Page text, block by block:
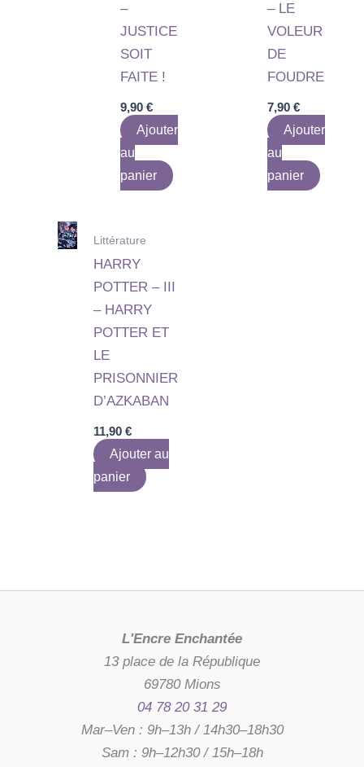
–
JUSTICE
SOIT
FAITE !
9,90€
Ajouter
au
panier
– LE
VOLEUR
DE
FOUDRE
7,90 €
Ajouter
au
panier
Littérature
HARRY
POTTER – III
– HARRY
POTTER ET
LE
PRISONNIER
D’AZKABAN
11,90€
Ajouter au
panier
L'Encre Enchantée
13 place de la République
69780 Mions
04 78 20 31 29
Mar–Ven : 9h–13h / 14h30–18h30
Sam : 9h–12h30 / 15h–18h